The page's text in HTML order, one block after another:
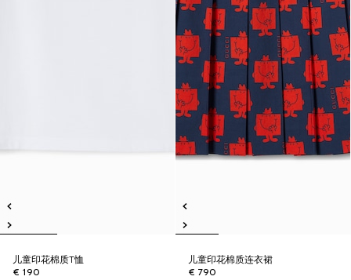
儿童印花棉质T恤
€ 190
儿童印花棉质连衣裙
€ 790